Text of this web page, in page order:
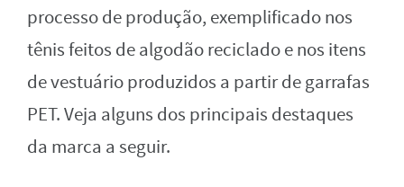
processo de produção, exemplificado nos
tênis feitos de algodão reciclado e nos itens
de vestuário produzidos a partir de garrafas
PET. Veja alguns dos principais destaques
da marca a seguir.